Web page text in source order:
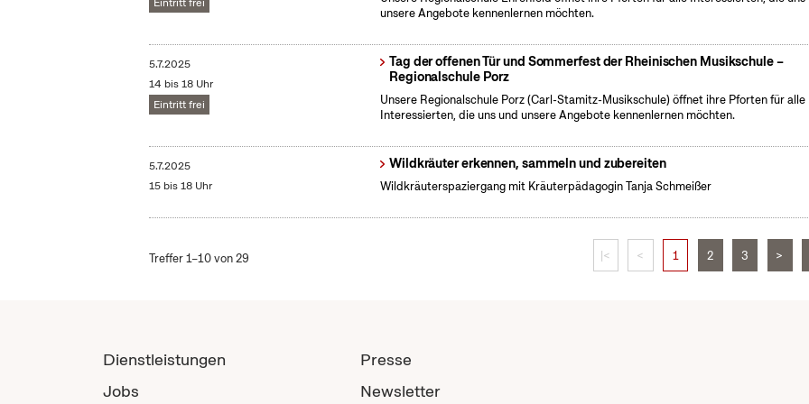
unsere Angebote kennenlernen möchten.
5.7.2025
14 bis 18 Uhr
Eintritt frei
Tag der offenen Tür und Sommerfest der Rheinischen Musikschule –
Regionalschule Porz
Unsere Regionalschule Porz (Carl-Stamitz-Musikschule) öffnet ihre Pforten für alle
Interessierten, die uns und unsere Angebote kennenlernen möchten.
5.7.2025
15 bis 18 Uhr
Wildkräuter erkennen, sammeln und zubereiten
Wildkräuterspaziergang mit Kräuterpädagogin Tanja Schmeißer
Treffer 1–10 von 29 |< < 1 2 3 >
Dienstleistungen
Jobs
Presse
Newsletter